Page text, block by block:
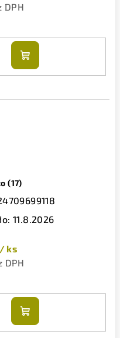
DPH
Do
košíku
(17)
11.8.2026
/ ks
DPH
Do
košíku